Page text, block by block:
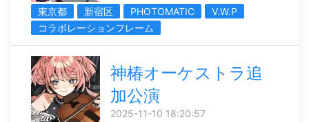
東京都
新宿区 PHOTOMATIC
V.W.P
コラボレーションフレーム
神椿オーケストラ追
加公演
2025-11-10 18:20:57